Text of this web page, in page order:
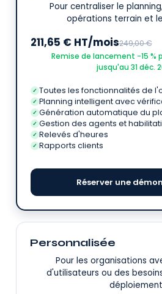
Pour centraliser le
opérations terrain et
211,65 € HT/mois249,00 €
Remise de lancement −15 %
jusqu'au 31 déc.
✓ Toutes les fonctionnalités de
✓ Planning intelligent avec
✓ Génération automatique du
✓ Gestion des agents et
✓ Relevés d'heures
✓ Rapports clients
Réserver une
Personnalisée
Pour les organisations
d'utilisateurs ou des